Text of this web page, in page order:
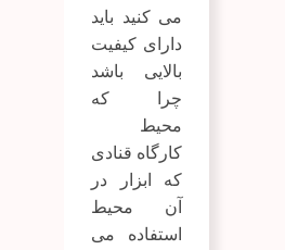
می کنید باید
دارای کیفیت
بالایی باشد
چرا که
محیط
کارگاه قنادی
که ابزار در
آن محیط
استفاده می